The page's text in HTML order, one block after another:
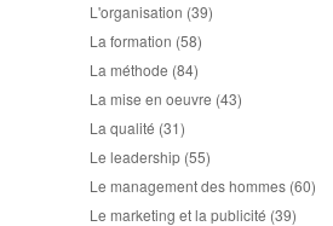
L'organisation (39)
La formation (58)
La méthode (84)
La mise en oeuvre (43)
La qualité (31)
Le leadership (55)
Le management des hommes (60)
Le marketing et la publicité (39)